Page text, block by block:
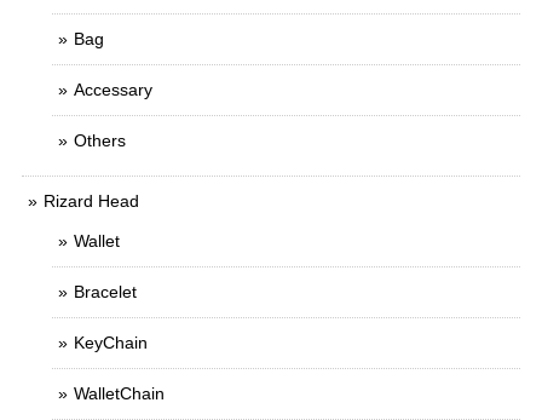
Bag
Accessary
Others
Rizard Head
Wallet
Bracelet
KeyChain
WalletChain